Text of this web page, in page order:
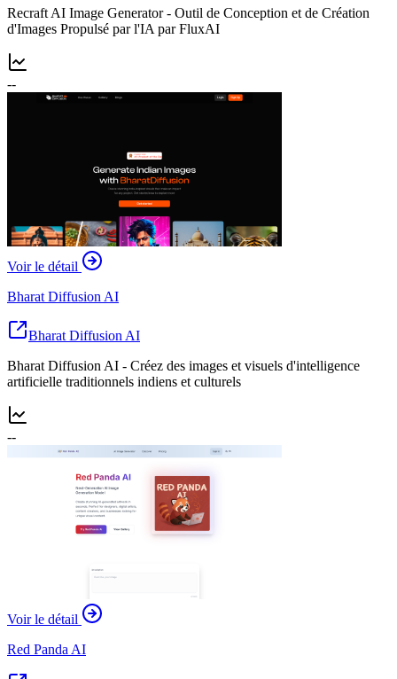
Recraft AI Image Generator - Outil de Conception et de Création
d'Images Propulsé par l'IA par FluxAI
--
Voir le détail
Bharat Diffusion AI
Bharat Diffusion AI
Bharat Diffusion AI - Créez des images et visuels d'intelligence
artificielle traditionnels indiens et culturels
--
Voir le détail
Red Panda AI